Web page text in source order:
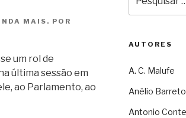
MAIS. POR
um rol de
última sessão em
ao Parlamento, ao
por:
AUTORES
A. C. Malufe
Anélio Barreto
Antonio